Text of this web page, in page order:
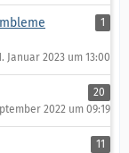
1
Januar 2023 um 13:00
20
2022 um 09:19
11